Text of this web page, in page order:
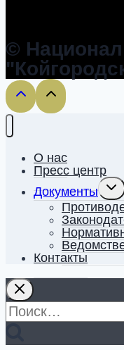
©
О нас
Пресс центр
Документы child
menu
Контакты
Найти: